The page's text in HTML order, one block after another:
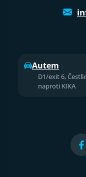
Autem
D1/exit 6,
naproti KIKA